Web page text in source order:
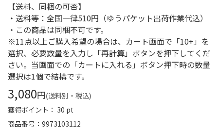
【送料、同梱の可否】
・送料等：全国一律510円（ゆうパケット出荷作業代込）
・この商品は同梱不可です。
※11点以上ご購入希望の場合は、カート画面で「10+」を
選択、必要数量を入力し「再計算」ボタンを押下してくだ
さい。当画面での「カートに入れる」ボタン押下時の数量
選択は1個で結構です。
3,080円(送料別・税込)
獲得ポイント： 30 pt
商品番号
9973103112